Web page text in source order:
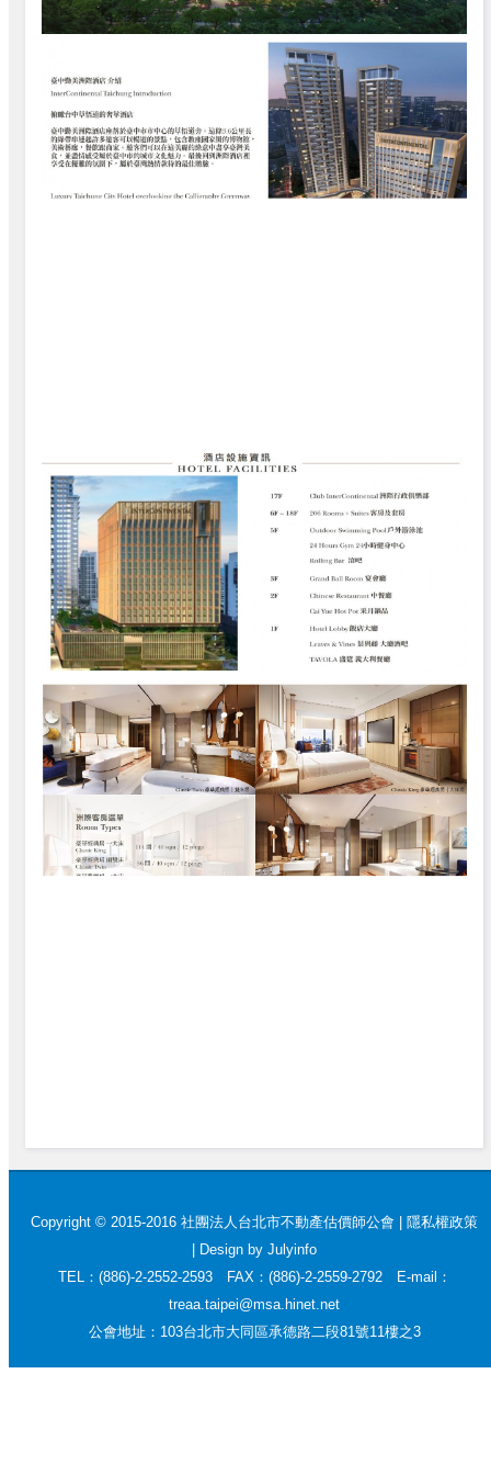
Copyright © 2015-2016 社團法人台北市不動產估價師公會 | 隱私權政策
Design by Julyinfo
TEL：(886)-2-2552-2593 FAX：(886)-2-2559-2792 E-mail：
treaa.taipei@msa.hinet.net
公會地址：103台北市大同區承德路二段81號11樓之3